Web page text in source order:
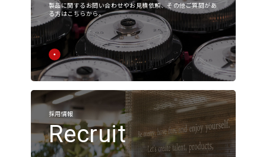
展示会
ニュース
採用
製品情報
採用情報
製品に関するお問い合わせやお見積依頼、その他ご質問があ
る方はこちらから。
採用情報
Recruit